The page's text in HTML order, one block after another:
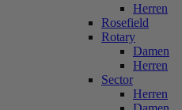
Herren
Rosefield
Rotary
Damen
Herren
Sector
Herren